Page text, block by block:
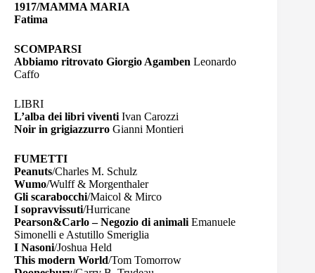
1917/MAMMA MARIA
Fatima
SCOMPARSI
Abbiamo ritrovato Giorgio Agamben Leonardo
Caffo
LIBRI
L’alba dei libri viventi Ivan Carozzi
Noir in grigiazzurro Gianni Montieri
FUMETTI
Peanuts/Charles M. Schulz
Wumo/Wulff & Morgenthaler
Gli scarabocchi/Maicol & Mirco
I sopravvissuti/Hurricane
Pearson&Carlo – Negozio di animali Emanuele
Simonelli e Astutillo Smeriglia
I Nasoni/Joshua Held
This modern World/Tom Tomorrow